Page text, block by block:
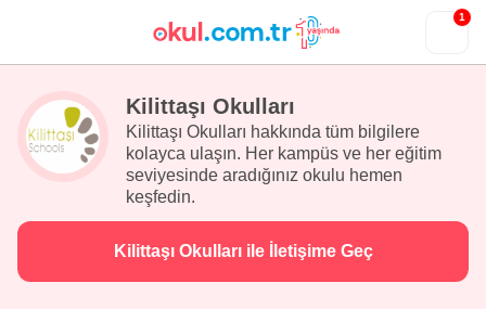
1
Kilittaşı Okulları
Kilittaşı Okulları hakkında tüm bilgilere
kolayca ulaşın. Her kampüs ve her eğitim
seviyesinde aradığınız okulu hemen
keşfedin.
Kilittaşı Okulları ile İletişime Geç